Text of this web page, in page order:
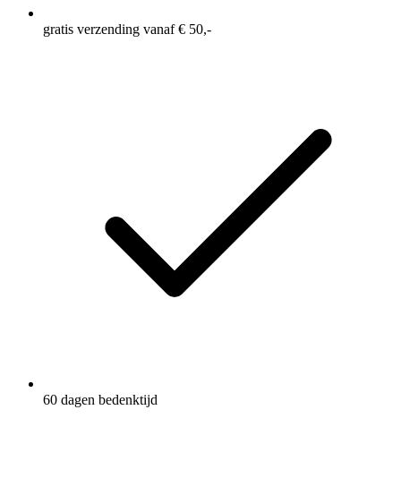
gratis verzending vanaf € 50,-
60 dagen bedenktijd